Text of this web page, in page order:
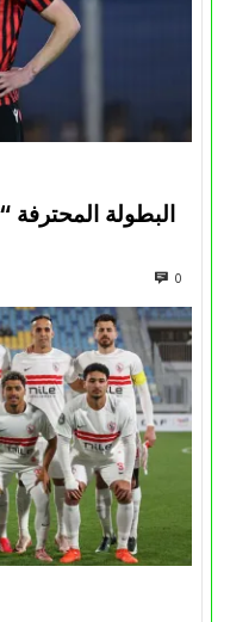
البطولة المحترفة
0